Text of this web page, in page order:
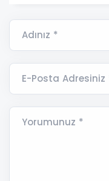
Adınız *
E-Posta Adresiniz
Yorumunuz *